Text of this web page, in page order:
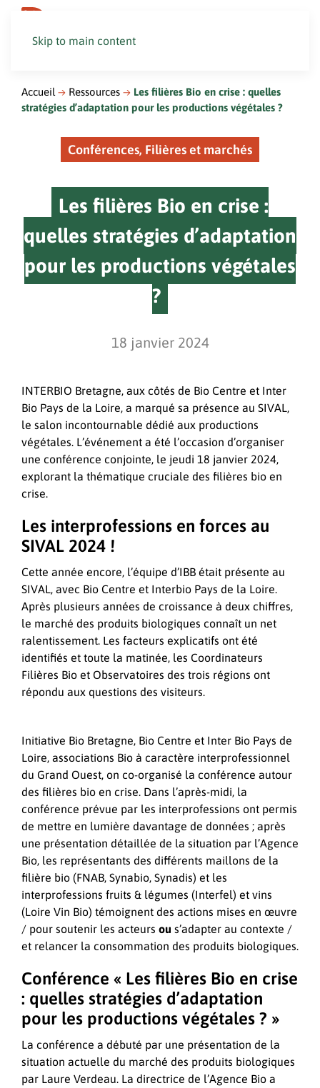
Skip to main content
Accueil Ressources
Les filières Bio en crise : quelles
stratégies d’adaptation pour les productions végétales ?
Conférences, Filières et marchés
Les filières Bio en crise :
quelles stratégies d’adaptation
pour les productions végétales
?
18 janvier 2024
INTERBIO Bretagne, aux côtés de Bio Centre et Inter
Bio Pays de la Loire, a marqué sa présence au SIVAL,
le salon incontournable dédié aux productions
végétales. L’événement a été l’occasion d’organiser
une conférence conjointe, le jeudi 18 janvier 2024,
explorant la thématique cruciale des filières bio en
crise.
Les interprofessions en forces au
SIVAL 2024 !
Cette année encore, l’équipe d’IBB était présente au
SIVAL, avec Bio Centre et Interbio Pays de la Loire.
Après plusieurs années de croissance à deux chiffres,
le marché des produits biologiques connaît un net
ralentissement. Les facteurs explicatifs ont été
identifiés et toute la matinée, les Coordinateurs
Filières Bio et Observatoires des trois régions ont
répondu aux questions des visiteurs.
Initiative Bio Bretagne, Bio Centre et Inter Bio Pays de
Loire, associations Bio à caractère interprofessionnel
du Grand Ouest, on co-organisé la conférence autour
des filières bio en crise. Dans l’après-midi, la
conférence prévue par les interprofessions ont permis
de mettre en lumière davantage de données ; après
une présentation détaillée de la situation par l’Agence
Bio, les représentants des différents maillons de la
filière bio (FNAB, Synabio, Synadis) et les
interprofessions fruits & légumes (Interfel) et vins
(Loire Vin Bio) témoignent des actions mises en œuvre
/ pour soutenir les acteurs ou s’adapter au contexte /
et relancer la consommation des produits biologiques.
Conférence « Les filières Bio en crise
: quelles stratégies d’adaptation
pour les productions végétales ? »
La conférence a débuté par une présentation de la
situation actuelle du marché des produits biologiques
par Laure Verdeau. La directrice de l’Agence Bio a